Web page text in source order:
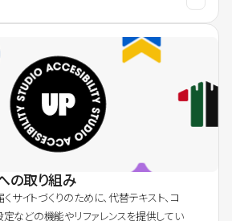
の取り組み
サイトづくりのために、代替テキスト、コ
定などの機能やリファレンスを提供してい